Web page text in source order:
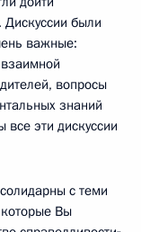
были
важные:
вопросы
знаний
эти дискуссии
с теми
Вы